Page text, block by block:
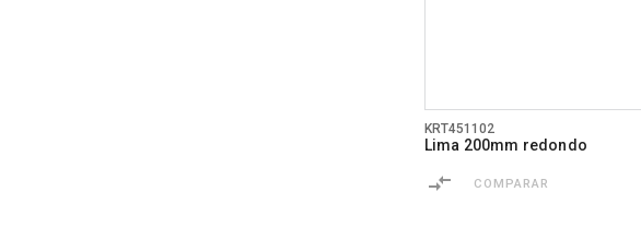
KRT451102
Lima 200mm redondo
COMPARAR